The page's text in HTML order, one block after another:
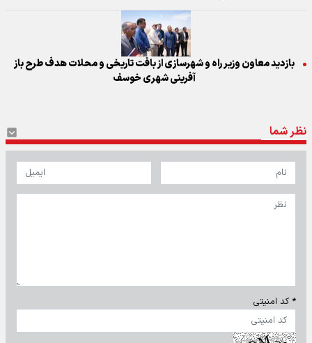
بازدید معاون وزیر راه و شهرسازی از بافت تاریخی و محلات هدف طرح باز
آفرینی شهری خوسف
نظر شما
* کد امنیتی